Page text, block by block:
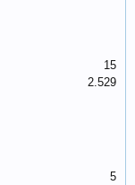
15
2.529
5